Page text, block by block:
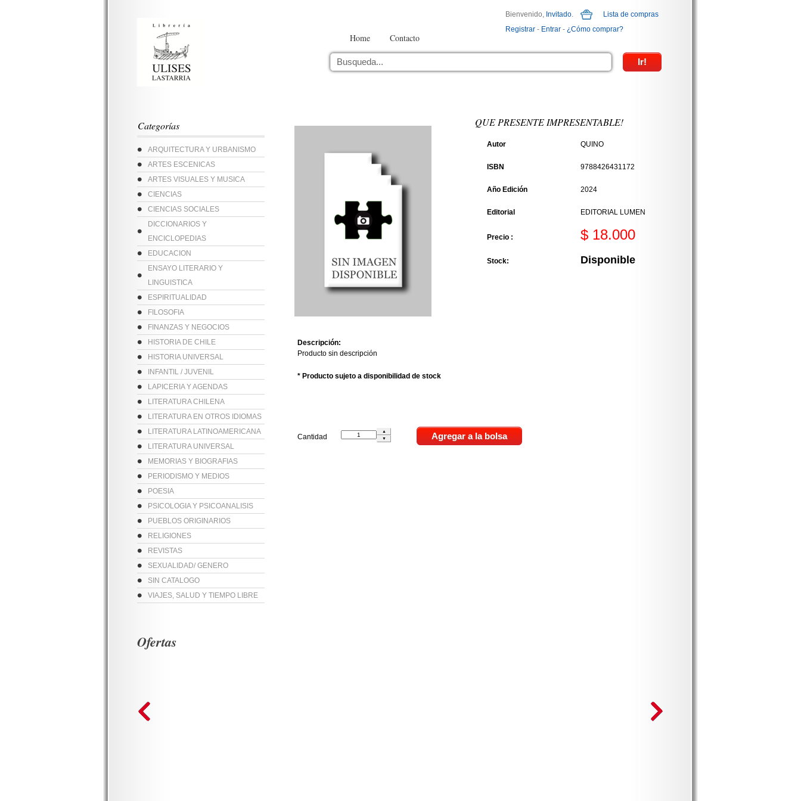
Home Contacto
Bienvenido, Invitado.
Lista de compras
Registrar - Entrar - ¿Cómo comprar?
Categorías
ARQUITECTURA Y URBANISMO
ARTES ESCENICAS
ARTES VISUALES Y MUSICA
CIENCIAS
CIENCIAS SOCIALES
DICCIONARIOS Y
ENCICLOPEDIAS
EDUCACION
ENSAYO LITERARIO Y
LINGUISTICA
ESPIRITUALIDAD
FILOSOFIA
FINANZAS Y NEGOCIOS
HISTORIA DE CHILE
HISTORIA UNIVERSAL
INFANTIL / JUVENIL
LAPICERIA Y AGENDAS
LITERATURA CHILENA
LITERATURA EN OTROS IDIOMAS
LITERATURA LATINOAMERICANA
LITERATURA UNIVERSAL
MEMORIAS Y BIOGRAFIAS
PERIODISMO Y MEDIOS
POESIA
PSICOLOGIA Y PSICOANALISIS
PUEBLOS ORIGINARIOS
RELIGIONES
REVISTAS
SEXUALIDAD/ GENERO
SIN CATALOGO
VIAJES, SALUD Y TIEMPO LIBRE
QUE PRESENTE IMPRESENTABLE!
Autor QUINO
ISBN 9788426431172
Año Edición 2024
Editorial EDITORIAL LUMEN
Precio : $ 18.000
Stock: Disponible
Descripción:
Producto sin descripción
* Producto sujeto a disponibilidad de stock
Cantidad
Ofertas